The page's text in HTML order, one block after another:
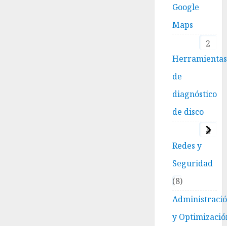
Google
Maps
2
Herramientas
de
diagnóstico
de disco
4
Redes y
Seguridad
8
y